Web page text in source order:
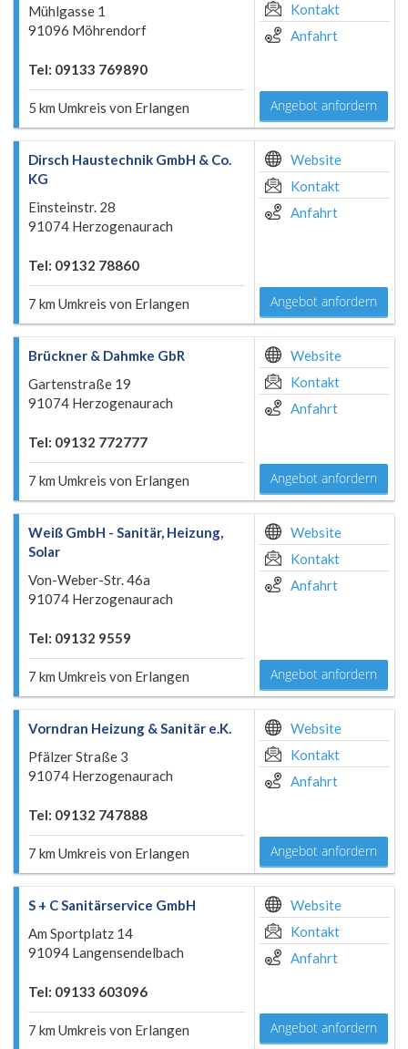
Mühlgasse 1
91096 Möhrendorf
Tel: 09133 769890
5 km Umkreis von Erlangen
Kontakt
Anfahrt
Angebot anfordern
Dirsch Haustechnik GmbH & Co.
KG
Einsteinstr. 28
91074 Herzogenaurach
Tel: 09132 78860
7 km Umkreis von Erlangen
Website
Kontakt
Anfahrt
Angebot anfordern
Brückner & Dahmke GbR
Gartenstraße 19
91074 Herzogenaurach
Tel: 09132 772777
7 km Umkreis von Erlangen
Website
Kontakt
Anfahrt
Angebot anfordern
Weiß GmbH - Sanitär, Heizung,
Solar
Von-Weber-Str. 46a
91074 Herzogenaurach
Tel: 09132 9559
7 km Umkreis von Erlangen
Website
Kontakt
Anfahrt
Angebot anfordern
Vorndran Heizung & Sanitär e.K.
Pfälzer Straße 3
91074 Herzogenaurach
Tel: 09132 747888
7 km Umkreis von Erlangen
Website
Kontakt
Anfahrt
Angebot anfordern
S + C Sanitärservice GmbH
Am Sportplatz 14
91094 Langensendelbach
Tel: 09133 603096
7 km Umkreis von Erlangen
Website
Kontakt
Anfahrt
Angebot anfordern